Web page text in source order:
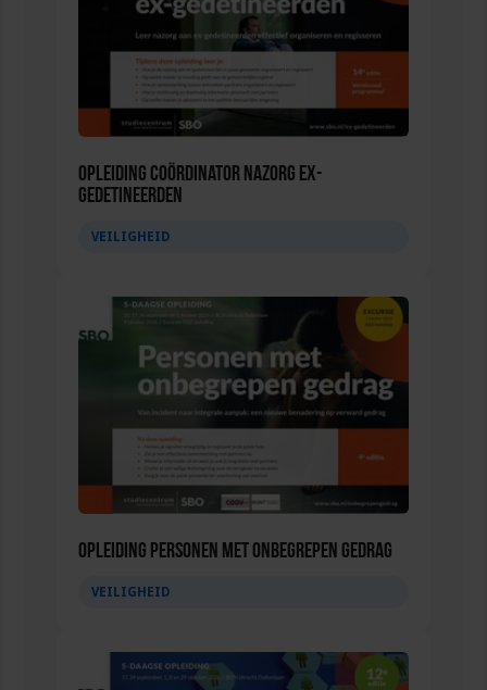
Opleiding Coördinator nazorg ex-
gedetineerden
VEILIGHEID
Opleiding Personen met onbegrepen gedrag
VEILIGHEID